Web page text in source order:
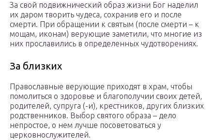
За свой подвижнический образ жизни Бог наделил
их даром творить чудеса, сохранив его и после
смерти. При обращении к святым (после смерти – к
мощам, иконам) верующие заметили, что многие из
них прославились в определенных чудотворениях.
За близких
Православные верующие приходят в храм, чтобы
помолиться о здоровье и благополучии своих детей,
родителей, супруга (-и), крестников, других близких
родственников. Выбор святого образа – дело
непростое, о нем лучше посоветоваться у
церковнослужителей.